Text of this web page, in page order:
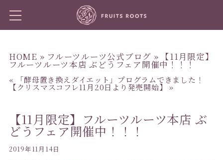
HOME » フルーツルーツ公式ブログ » 【11月限定】
フルーツルーツ本店 ぶどうフェア開催中！！！
« 「酵母置き換えダイエット」プログラムできました！
【クリスマスコフレ11月20日より発売開始】 »
【11月限定】フルーツルーツ本店 ぶ
どうフェア開催中！！！
2019年11月14日